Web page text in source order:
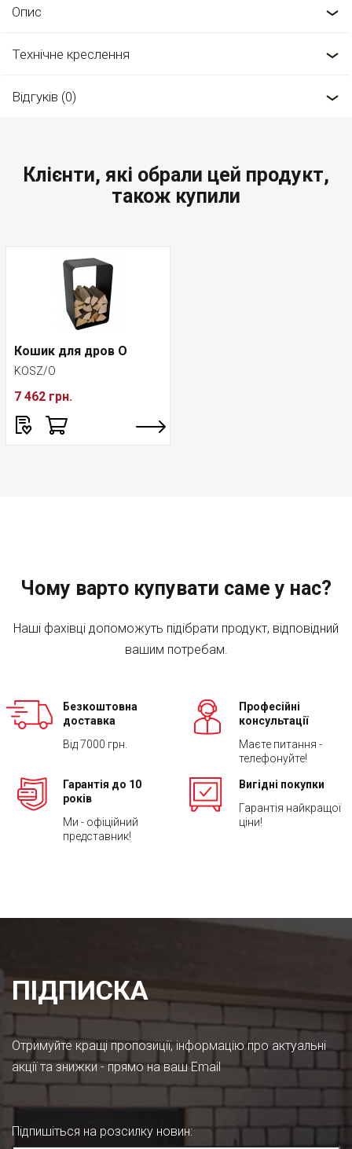
Опис
Технічне креслення
Відгуків (0)
Клієнти, які обрали цей продукт,
також купили
Кошик для дров O
KOSZ/O
7 462 грн.
Чому варто купувати саме у нас?
Наші фахівці допоможуть підібрати продукт, відповідний
вашим потребам.
Безкоштовна
доставка
Від 7000 грн.
Професійні
консультації
Маєте питання -
телефонуйте!
Гарантія до 10
років
Ми - офіційний
представник!
Вигідні покупки
Гарантія найкращої
ціни!
ПІДПИСКА
Отримуйте кращі пропозиції, інформацію про актуальні
акції та знижки - прямо на ваш Email
Підпишіться на розсилку новин: